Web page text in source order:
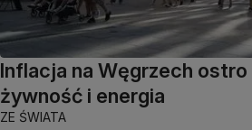
Inflacja na Węgrzech ostro
żywność i energia
ZE ŚWIATA